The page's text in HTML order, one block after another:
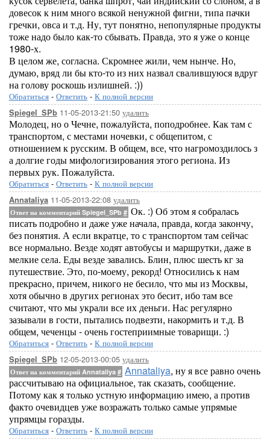
довесок к ним много всякой ненужной фигни, типа пачки
гречки, овса и т.д. Ну, тут понятно, непопулярные продукты
тоже надо было как-то сбывать. Правда, это я уже о конце
1980-х.
В целом же, согласна. Скромнее жили, чем нынче. Но,
думаю, вряд ли бы кто-то из них назвал свалившуюся вдруг
на голову роскошь излишней. :))
Обратиться - Ответить - К полной версии
Spiegel_SPb 11-05-2013-21:50 удалить
Молодец, но о Чечне, пожалуйста, поподробнее. Как там с
транспортом, с местами ночевки, с общепитом, с
отношением к русским. В общем, все, что нагромоздилось з
а долгие годы мифологизирования этого региона. Из
первых рук. Пожалуйста.
Обратиться - Ответить - К полной версии
Annataliya 11-05-2013-22:08 удалить
Ответ на комментарий Spiegel_SPb # Ок. :) Об этом я собралась
писать подробно и даже уже начала, правда, когда закончу,
без понятия. А если вкратце, то с транспортом там сейчас
все нормально. Везде ходят автобусы и маршрутки, даже в
мелкие села. Еды везде завались. Блин, плюс шесть кг за
путешествие. Это, по-моему, рекорд! Относились к нам
прекрасно, причем, никого не бесило, что мы из Москвы,
хотя обычно в других регионах это бесит, ибо там все
считают, что мы украли все их деньги. Нас регулярно
зазывали в гости, пытались подвезти, накормить и т.д. В
общем, чеченцы - очень гостеприимные товарищи. :)
Обратиться - Ответить - К полной версии
Spiegel_SPb 12-05-2013-00:05 удалить
Ответ на комментарий Annataliya # Annataliya, ну я все равно очень
рассчитываю на официальное, так сказать, сообщение.
Потому как я только устную информацию имею, а против
факто очевидцев уже возражать только самые упрямые
упрямцы горазды.
Обратиться - Ответить - К полной версии